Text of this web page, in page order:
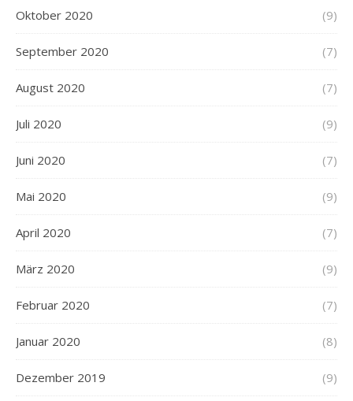
Oktober 2020 (9)
September 2020 (7)
August 2020 (7)
Juli 2020 (9)
Juni 2020 (7)
Mai 2020 (9)
April 2020 (7)
März 2020 (9)
Februar 2020 (7)
Januar 2020 (8)
Dezember 2019 (9)